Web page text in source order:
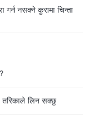
गर्न नसक्ने कुरामा चिन्ता
लिन सक्छु